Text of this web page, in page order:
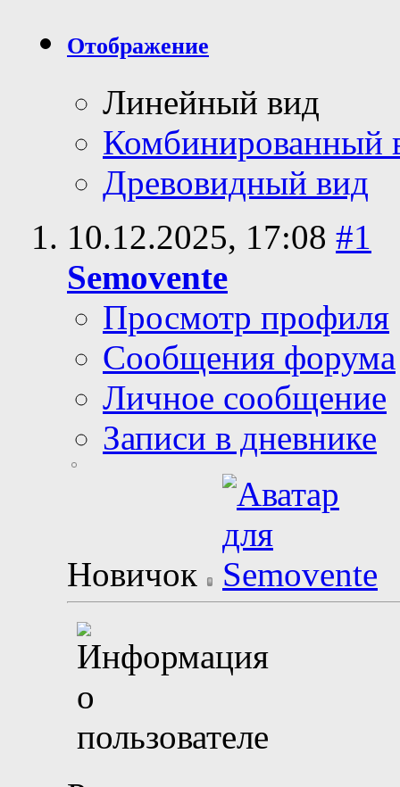
Отображение
Линейный вид
Комбинированный
Древовидный вид
10.12.2025, 17:08 #1
Semovente
Просмотр профиля
Сообщения форума
Личное сообщение
Записи в дневнике
Новичок